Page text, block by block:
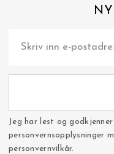
Jeg har lest og
personvernsopplysninger
personvernvilkår.